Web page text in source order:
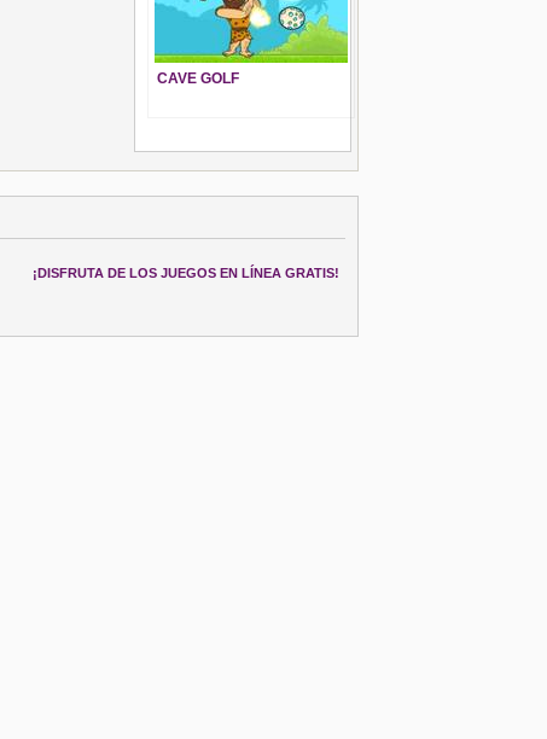
CAVE GOLF
¡DISFRUTA DE LOS JUEGOS EN LÍNEA GRATIS!